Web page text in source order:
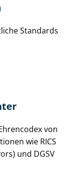
Standards
von
wie RICS
und DGSV